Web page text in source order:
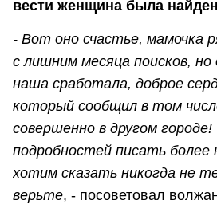
вести женщина была
- Вот оно счастье, мамочка
с лишним месяца поисков, но
наша сработала, доброе
который сообщил в том
совершенно в другом
подробностей писать более
хотим сказать никогда не
верьте, - посоветовал